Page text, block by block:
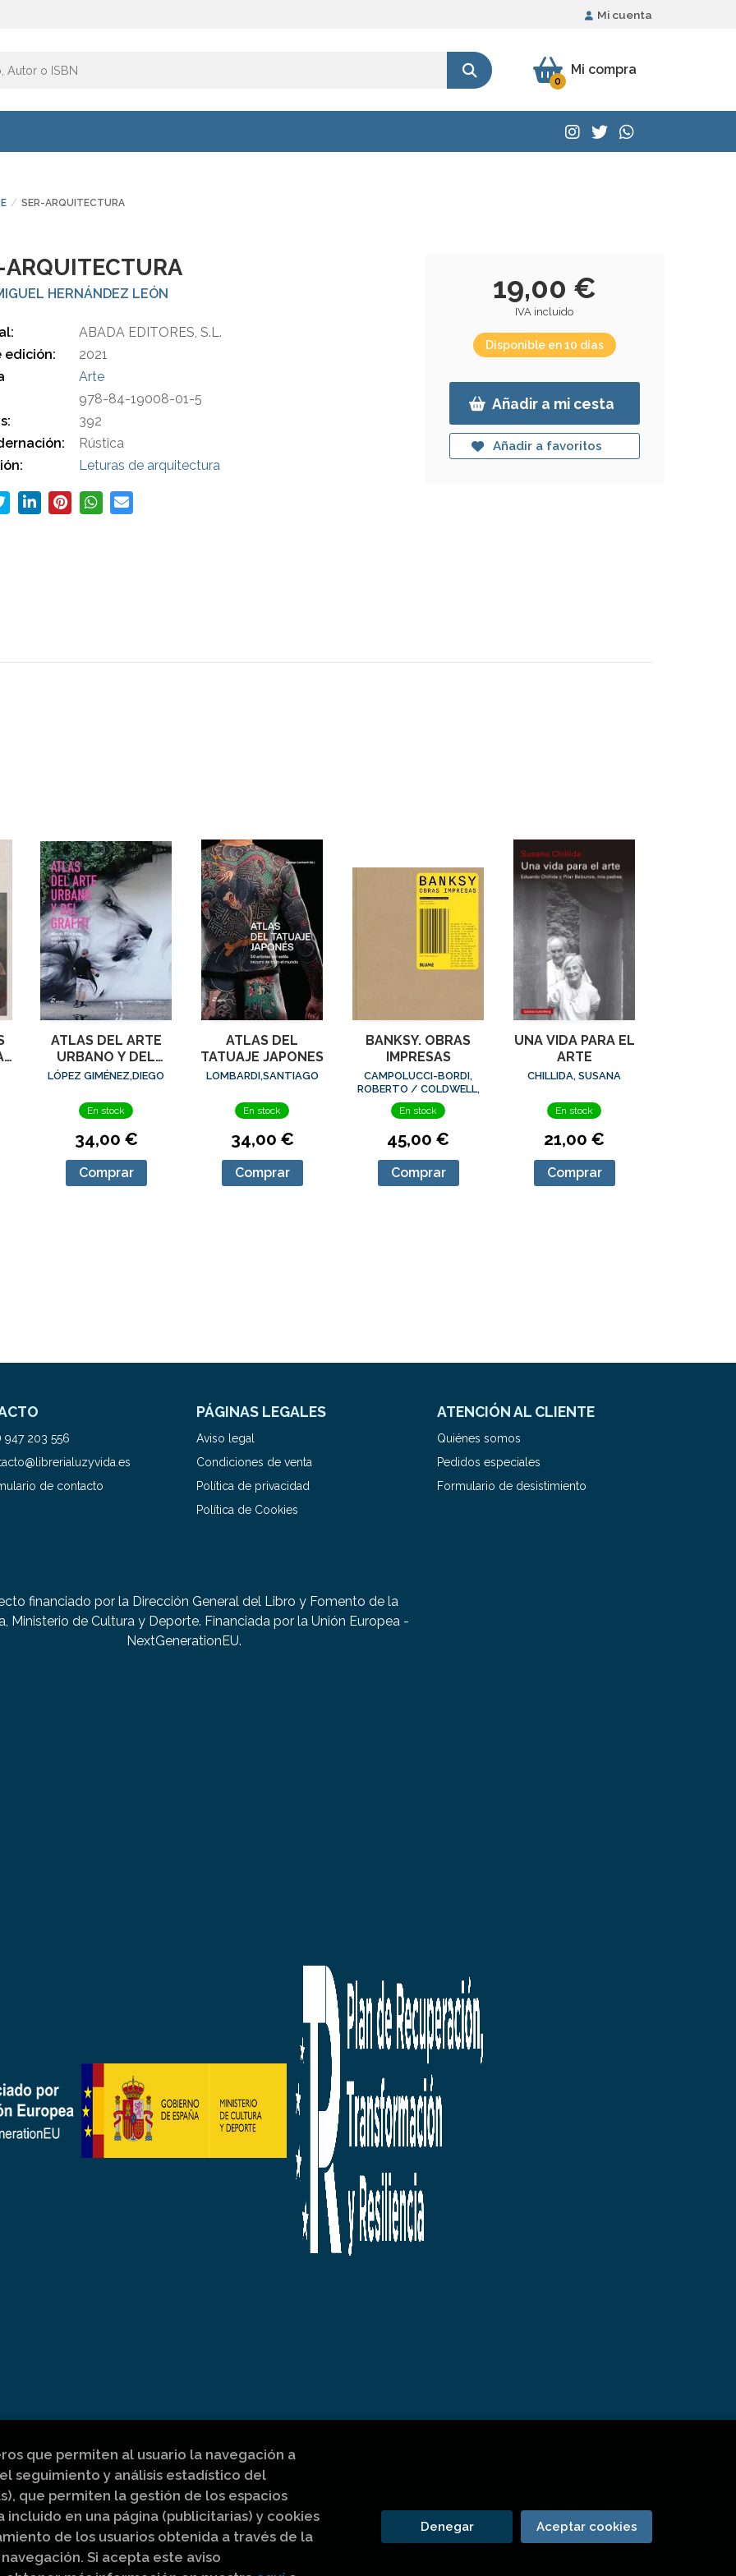
Mi cuenta
Mi compra
0
SER-ARQUITECTURA
ARQUITECTURA
HERNÁNDEZ LEÓN
ABADA EDITORES, S.L.
edición:
2021
Arte
978-84-19008-01-5
392
Rústica
Leturas de arquitectura
19,00 €
IVA incluido
Disponible en 10 días
Añadir a mi cesta
Añadir a favoritos
ATLAS DEL ARTE
URBANO Y DEL
GRAFITI
LÓPEZ GIMÉNEZ,DIEGO
En stock
34,00 €
Comprar
ATLAS DEL
TATUAJE JAPONES
LOMBARDI,SANTIAGO
En stock
34,00 €
Comprar
BANKSY. OBRAS
IMPRESAS
CAMPOLUCCI-BORDI,
ROBERTO / COLDWELL,
PAUL
En stock
45,00 €
Comprar
UNA VIDA PARA EL
ARTE
CHILLIDA, SUSANA
En stock
21,00 €
Comprar
947 203 556
de contacto
PÁGINAS LEGALES
Aviso legal
Condiciones de venta
Política de privacidad
Política de Cookies
ATENCIÓN AL CLIENTE
Quiénes somos
Pedidos especiales
Formulario de desistimiento
financiado por la Dirección General del Libro y Fomento de la
Ministerio de Cultura y Deporte. Financiada por la Unión Europea -
NextGenerationEU.
que permiten al usuario la navegación a
seguimiento y análisis estadístico del
que permiten la gestión de los espacios
en una página (publicitarias) y cookies
de los usuarios obtenida a través de la
Si acepta este aviso
Denegar Aceptar cookies